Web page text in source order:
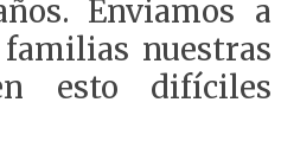
Enviamos a
nuestras
esto difíciles